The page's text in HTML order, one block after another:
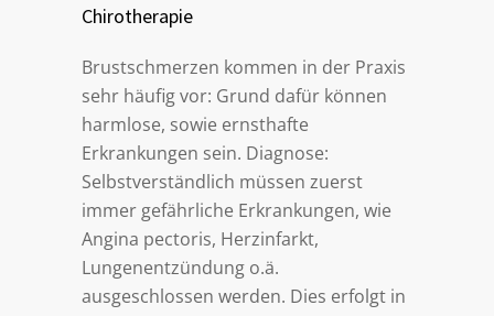
Chirotherapie
Brustschmerzen kommen in der Praxis
sehr häufig vor: Grund dafür können
harmlose, sowie ernsthafte
Erkrankungen sein. Diagnose:
Selbstverständlich müssen zuerst
immer gefährliche Erkrankungen, wie
Angina pectoris, Herzinfarkt,
Lungenentzündung o.ä.
ausgeschlossen werden. Dies erfolgt in